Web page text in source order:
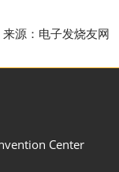
来源：电子发烧友网
Center